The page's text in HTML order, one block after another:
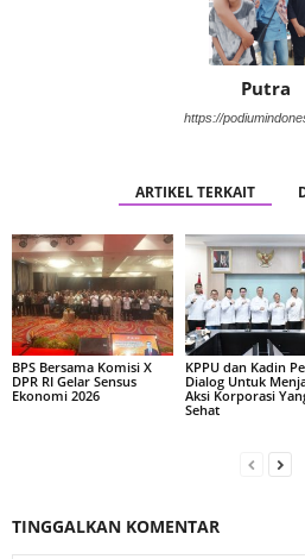
Putra
https://
ARTIKEL TERKAIT
BPS Bersama Komisi X
DPR RI Gelar Sensus
Ekonomi 2026
KPPU dan Kadin
Dialog Untuk
Aksi Korporasi
Sehat
TINGGALKAN KOMENTAR